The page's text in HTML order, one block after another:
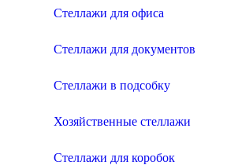
Стеллажи для офиса
Стеллажи для документов
Стеллажи в подсобку
Хозяйственные стеллажи
Стеллажи для коробок